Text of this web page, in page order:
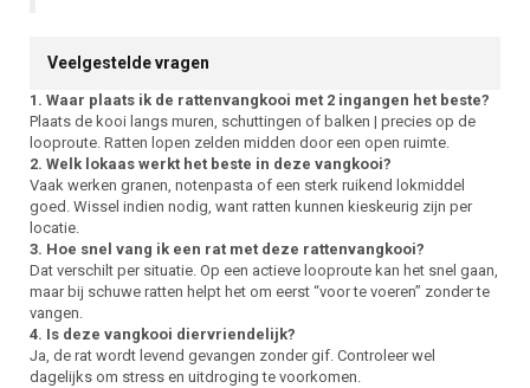
Veelgestelde vragen
1. Waar plaats ik de rattenvangkooi met 2 ingangen het beste?
Plaats de kooi langs muren, schuttingen of balken | precies op de
looproute. Ratten lopen zelden midden door een open ruimte.
2. Welk lokaas werkt het beste in deze vangkooi?
Vaak werken granen, notenpasta of een sterk ruikend lokmiddel
goed. Wissel indien nodig, want ratten kunnen kieskeurig zijn per
locatie.
3. Hoe snel vang ik een rat met deze rattenvangkooi?
Dat verschilt per situatie. Op een actieve looproute kan het snel gaan,
maar bij schuwe ratten helpt het om eerst “voor te voeren” zonder te
vangen.
4. Is deze vangkooi diervriendelijk?
Ja, de rat wordt levend gevangen zonder gif. Controleer wel
dagelijks om stress en uitdroging te voorkomen.